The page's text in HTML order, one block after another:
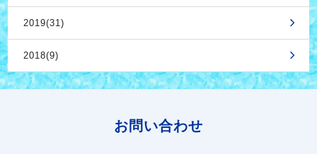
2019(31)
2018(9)
お問い合わせ